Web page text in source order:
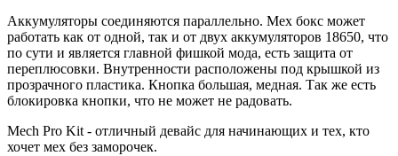
Аккумуляторы соединяются параллельно. Мех бокс может
работать как от одной, так и от двух аккумуляторов 18650, что
по сути и является главной фишкой мода, есть защита от
переплюсовки. Внутренности расположены под крышкой из
прозрачного пластика. Кнопка большая, медная. Так же есть
блокировка кнопки, что не может не радовать.
Mech Pro Kit - отличный девайс для начинающих и тех, кто
хочет мех без заморочек.